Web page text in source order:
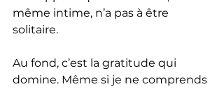
même intime, n’a pas à être
solitaire.
Au fond, c’est la gratitude qui
domine. Même si je ne comprends